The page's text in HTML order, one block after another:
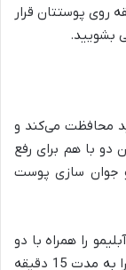
کنید و ماسک را به 15 دقیقه روی پوستتان قرار
بشویید.
محافظت می‌کند و
دو با هم برای رفع
سازی پوست
را همراه با دو
قاشق غذاخوری روغن زیتون مخلوط کنید و آن را به مدت 15 دقیقه